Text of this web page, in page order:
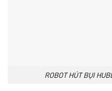
ROBOT HÚT BỤI